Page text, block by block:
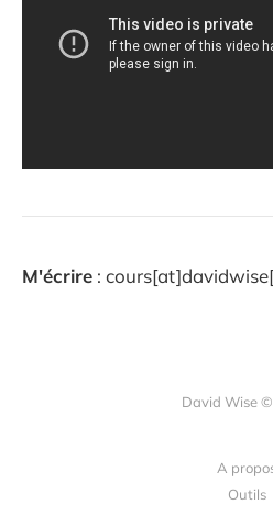
M'écrire :
David Wise
A
Outils